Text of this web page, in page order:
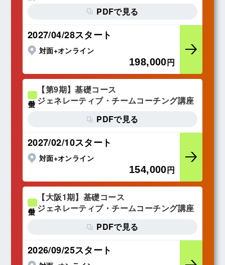
PDFで見る
2027/04/28スタート
対面+オンライン
198,000円
【第9期】基礎コース
ジェネレーティブ・チームコーチング講座
PDFで見る
2027/02/10スタート
対面+オンライン
154,000円
【大阪1期】基礎コース
ジェネレーティブ・チームコーチング講座
PDFで見る
2026/09/25スタート